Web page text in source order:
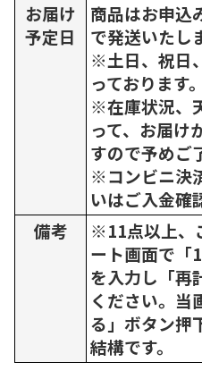
お届け
予定日
商品はお申込
で発送いたし
※土日、祝日
っております。
※在庫状況、
って、お届け
すので予めご
※コンビニ決
いはご入金確
備考
※11点以上、
ート画面で「
を入力し「再
ください。当
る」ボタン押
結構です。